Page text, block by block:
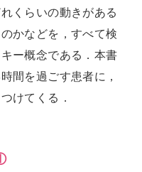
くらいの動きがある
かなどを，すべて検
ー概念である．本書
間を過ごす患者に，
けてくる．